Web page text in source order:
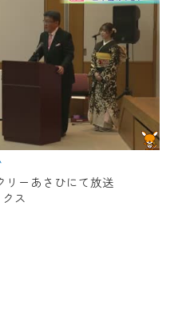
リーあさひにて放送
ス